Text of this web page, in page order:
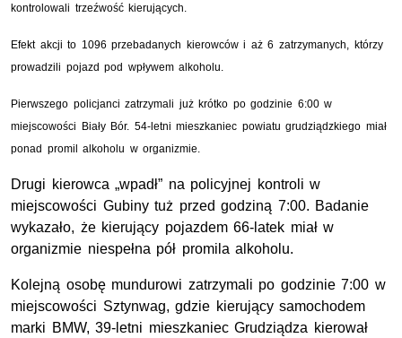
kontrolowali trzeźwość kierujących.
Efekt akcji to 1096 przebadanych kierowców i aż 6 zatrzymanych, którzy
prowadzili pojazd pod wpływem alkoholu.
Pierwszego policjanci zatrzymali już krótko po godzinie 6:00 w
miejscowości Biały Bór. 54-letni mieszkaniec powiatu grudziądzkiego miał
ponad promil alkoholu w organizmie.
Drugi kierowca „wpadł” na policyjnej kontroli w
miejscowości Gubiny tuż przed godziną 7:00. Badanie
wykazało, że kierujący pojazdem 66-latek miał w
organizmie niespełna pół promila alkoholu.
Kolejną osobę mundurowi zatrzymali po godzinie 7:00 w
miejscowości Sztynwag, gdzie kierujący samochodem
marki BMW, 39-letni mieszkaniec Grudziądza kierował